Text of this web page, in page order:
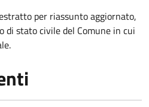
per riassunto aggiornato,
di stato civile del Comune in cui